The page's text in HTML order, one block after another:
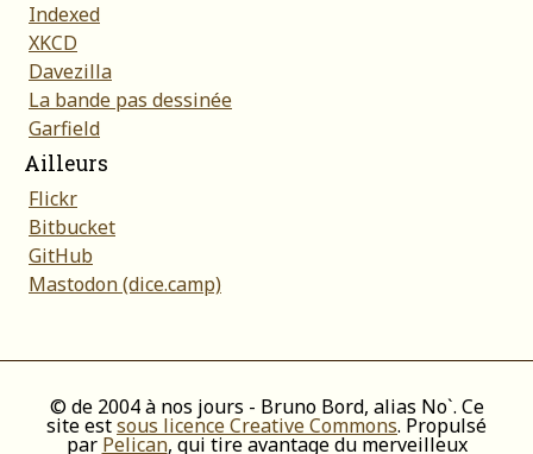
Indexed
XKCD
Davezilla
La bande pas dessinée
Garfield
Ailleurs
Flickr
Bitbucket
GitHub
Mastodon (dice.camp)
© de 2004 à nos jours - Bruno Bord, alias No`. Ce
site estsous licence Creative Commons. Propulsé
par Pelican, qui tire avantage du merveilleux